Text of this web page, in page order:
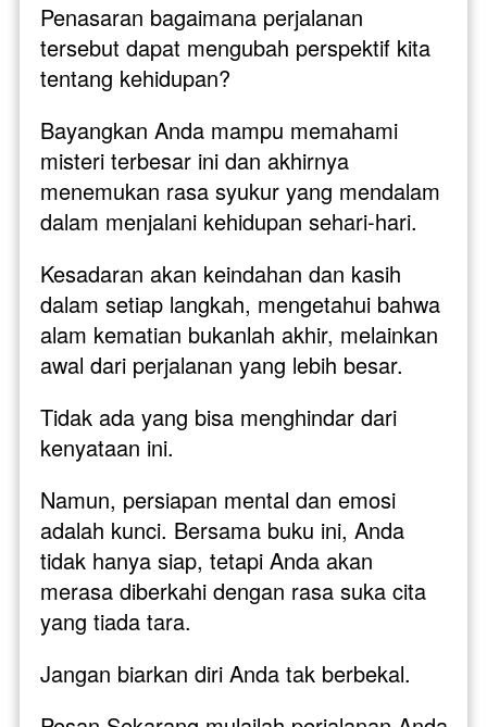
Penasaran bagaimana perjalanan
tersebut dapat mengubah perspektif kita
tentang kehidupan?
Bayangkan Anda mampu memahami
misteri terbesar ini dan akhirnya
menemukan rasa syukur yang mendalam
dalam menjalani kehidupan sehari-hari.
Kesadaran akan keindahan dan kasih
dalam setiap langkah, mengetahui bahwa
alam kematian bukanlah akhir, melainkan
awal dari perjalanan yang lebih besar.
Tidak ada yang bisa menghindar dari
kenyataan ini.
Namun, persiapan mental dan emosi
adalah kunci. Bersama buku ini, Anda
tidak hanya siap, tetapi Anda akan
merasa diberkahi dengan rasa suka cita
yang tiada tara.
Jangan biarkan diri Anda tak berbekal.